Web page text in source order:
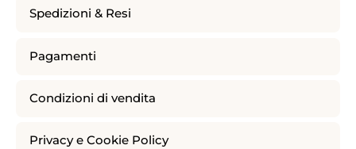
Spedizioni & Resi
Pagamenti
Condizioni di vendita
Privacy e Cookie Policy